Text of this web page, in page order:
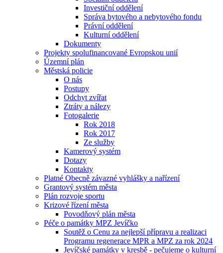
Investiční oddělení
Správa bytového a nebytového fondu
Právní oddělení
Kulturní oddělení
Dokumenty
Projekty spolufinancované Evropskou unií
Územní plán
Městská policie
O nás
Postupy
Odchyt zvířat
Ztráty a nálezy
Fotogalerie
Rok 2018
Rok 2017
Ze služby
Kamerový systém
Dotazy
Kontakty
Platné Obecně závazné vyhlášky a nařízení
Grantový systém města
Plán rozvoje sportu
Krizové řízení města
Povodňový plán města
Péče o památky MPZ Jevíčko
Soutěž o Cenu za nejlepší přípravu a realizaci
Programu regenerace MPR a MPZ za rok 2024
Jevíčské památky v kresbě - pečujeme o kulturní